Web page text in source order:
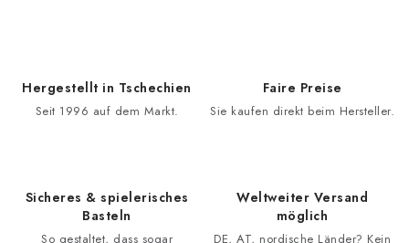
Hergestellt in Tschechien
Seit 1996 auf dem Markt.
Faire Preise
Sie kaufen direkt beim Hersteller.
Sicheres & spielerisches
Basteln
So gestaltet, dass sogar
Weltweiter Versand
möglich
DE, AT, nordische Länder? Kein